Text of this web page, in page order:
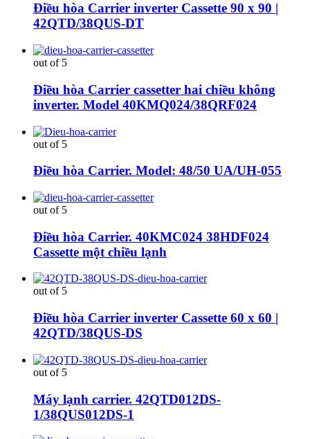
Điều hòa Carrier inverter Cassette 90 x 90 |
42QTD/38QUS-DT
out of 5
Điều hòa Carrier cassetter hai chiều không
inverter. Model 40KMQ024/38QRF024
out of 5
Điều hòa Carrier. Model: 48/50 UA/UH-055
out of 5
Điều hòa Carrier. 40KMC024 38HDF024
Cassette một chiều lạnh
out of 5
Điều hòa Carrier inverter Cassette 60 x 60 |
42QTD/38QUS-DS
out of 5
Máy lạnh carrier. 42QTD012DS-
1/38QUS012DS-1